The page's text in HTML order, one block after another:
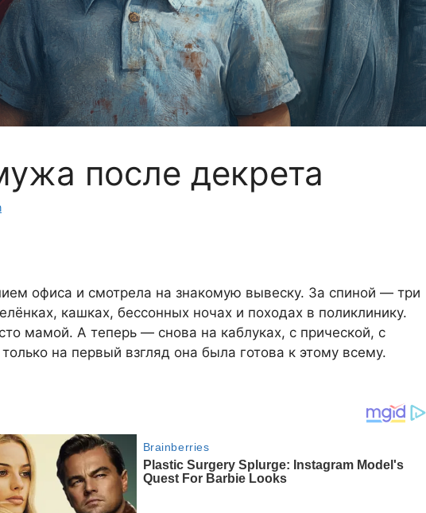
после декрета
офиса и смотрела на знакомую вывеску. За спиной — три
кашках, бессонных ночах и походах в поликлинику.
мамой. А теперь — снова на каблуках, с прической, с
на первый взгляд она была готова к этому всему.